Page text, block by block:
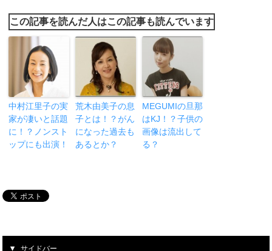
この記事を読んだ人はこの記事も読んでいます
中村江里子の実
家が凄いと話題
に！？ノンスト
ップにも出演！
荒木由美子の息
子とは！？がん
になった過去も
あるとか？
MEGUMIの旦那
はKJ！？子供の
画像は流出して
る？
サイドバー